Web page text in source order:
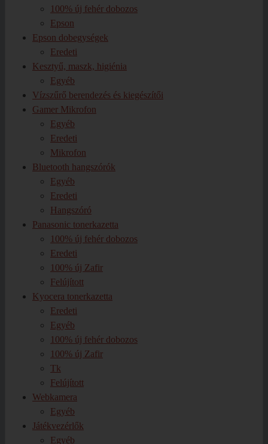
100% új fehér dobozos
Epson
Epson dobegységek
Eredeti
Kesztyű, maszk, higiénia
Egyéb
Vízszűrő berendezés és kiegészítői
Gamer Mikrofon
Egyéb
Eredeti
Mikrofon
Bluetooth hangszórók
Egyéb
Eredeti
Hangszóró
Panasonic tonerkazetta
100% új fehér dobozos
Eredeti
100% új Zafir
Felújított
Kyocera tonerkazetta
Eredeti
Egyéb
100% új fehér dobozos
100% új Zafir
Tk
Felújított
Webkamera
Egyéb
Játékvezérlők
Egyéb